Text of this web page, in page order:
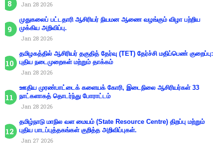
Jan 28 2026
முதுகலைப் பட்டதாரி ஆசிரியர் நியமன ஆணை வழங்கும் விழா பற்றிய
முக்கிய அறிவிப்பு.
Jan 28 2026
தமிழகத்தில் ஆசிரியர் தகுதித் தேர்வு (TET) தேர்ச்சி மதிப்பெண் குறைப்பு:
புதிய நடைமுறைகள் மற்றும் தாக்கம்
Jan 28 2026
ஊதிய முரண்பாட்டைக் களையக் கோரி, இடைநிலை ஆசிரியர்கள் 33
நாட்களாகத் தொடர்ந்து போராட்டம்
Jan 28 2026
தமிழ்நாடு மாநில வள மையம் (State Resource Centre) திறப்பு மற்றும்
புதிய பாடப்புத்தகங்கள் குறித்த அறிவிப்புகள்.
Jan 27 2026